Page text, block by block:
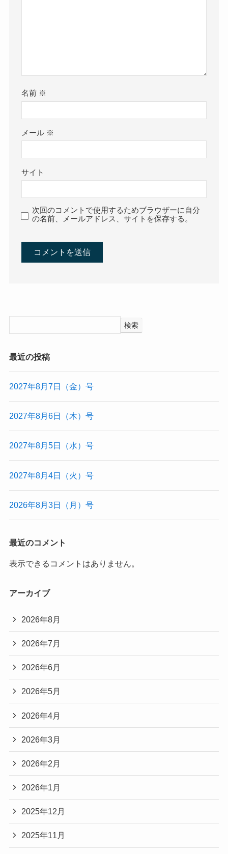
名前 ※
メール ※
サイト
次回のコメントで使用するためブラウザーに自分
の名前、メールアドレス、サイトを保存する。
検索
最近の投稿
2027年8月7日（金）号
2027年8月6日（木）号
2027年8月5日（水）号
2027年8月4日（火）号
2026年8月3日（月）号
最近のコメント
表示できるコメントはありません。
アーカイブ
2026年8月
2026年7月
2026年6月
2026年5月
2026年4月
2026年3月
2026年2月
2026年1月
2025年12月
2025年11月